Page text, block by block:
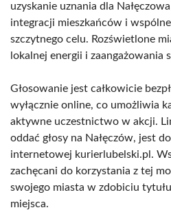
uzyskanie uznania dla
integracji mieszkańców i
szczytnego celu. Rozświetlone
lokalnej energii i zaangażowania
Głosowanie jest całkowicie
wyłącznie online, co umożliwia
aktywne uczestnictwo w akcji.
oddać głosy na Nałęczów, jest
internetowej kurierlubelski.pl.
zachęcani do korzystania z tej
swojego miasta w zdobiciu
miejsca.